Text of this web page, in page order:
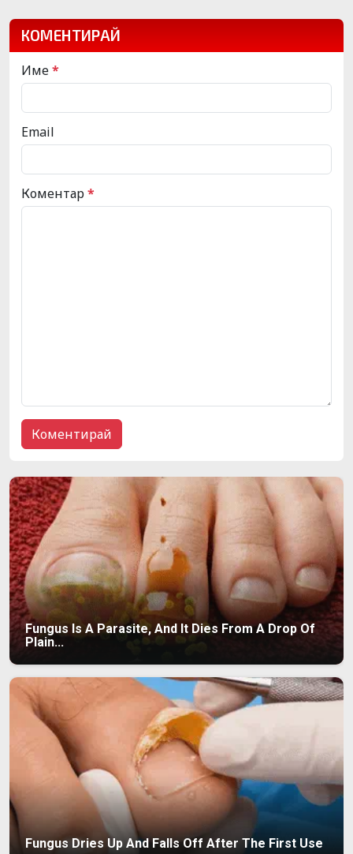
КОМЕНТИРАЙ
Име*
Email
Коментар*
Fungus Is A Parasite, And It Dies From A Drop Of
Plain...
Fungus Dries Up And Falls Off After The First Use